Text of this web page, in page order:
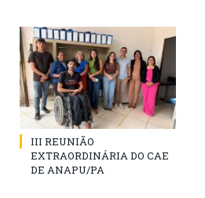
III REUNIÃO
EXTRAORDINÁRIA DO CAE
DE ANAPU/PA